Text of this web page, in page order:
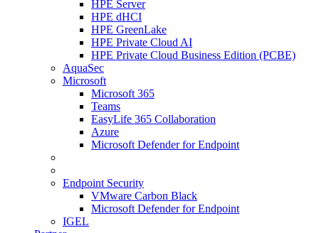
HPE Server
HPE dHCI
HPE GreenLake
HPE Private Cloud AI
HPE Private Cloud Business Edition (PCBE)
AquaSec
Microsoft
Microsoft 365
Teams
EasyLife 365 Collaboration
Azure
Microsoft Defender for Endpoint
Endpoint Security
VMware Carbon Black
Microsoft Defender for Endpoint
IGEL